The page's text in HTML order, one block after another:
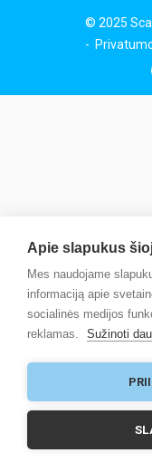
© 2025
-
Apie slapukus
Mes naudojame
informaciją apie
socialinės medijos
reklamas.
Sužinoti